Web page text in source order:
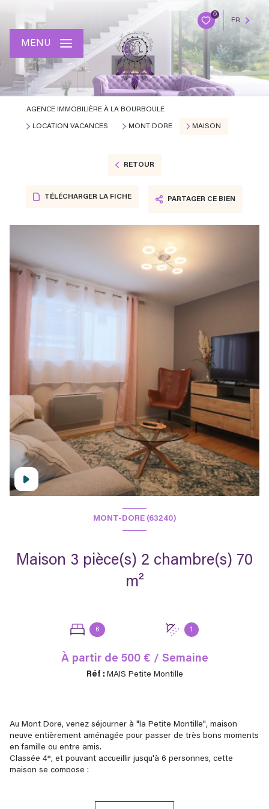
0
FR
MENU
AGENCE IMMOBILIÈRE À LA BOURBOULE
LOCATION VACANCES MONT DORE MAISON
RETOUR
TÉLÉCHARGER LA FICHE PARTAGER CE BIEN
MONT-DORE (63240)
Maison 3 pièce(s) 2 chambre(s) 70
m²
6 1
À partir de 500 € / Semaine
Réf : MAIS Petite Montille
Au Mont Dore, venez séjourner à "la Petite Montille", maison
neuve entièrement aménagée pour passer de très bons moments
en famille ou entre amis.
Classée 4*, et pouvant accueillir jusqu'à 6 personnes, cette
maison se compose :
d'une salle d'eau avec wc